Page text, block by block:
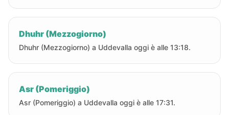
Dhuhr (Mezzogiorno)
Dhuhr (Mezzogiorno) a Uddevalla oggi è alle 13:18.
Asr (Pomeriggio)
Asr (Pomeriggio) a Uddevalla oggi è alle 17:31.